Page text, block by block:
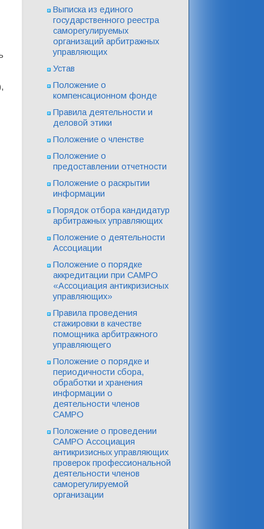
Выписка из единого
государственного реестра
саморегулируемых
организаций арбитражных
управляющих
Устав
Положение о
компенсационном фонде
Правила деятельности и
деловой этики
Положение о членстве
Положение о
предоставлении отчетности
Положение о раскрытии
информации
Порядок отбора кандидатур
арбитражных управляющих
Положение о деятельности
Ассоциации
Положение о порядке
аккредитации при САМРО
«Ассоциация антикризисных
управляющих»
Правила проведения
стажировки в качестве
помощника арбитражного
управляющего
Положение о порядке и
периодичности сбора,
обработки и хранения
информации о
деятельности членов
САМРО
Положение о проведении
САМРО Ассоциация
антикризисных управляющих
проверок профессиональной
деятельности членов
саморегулируемой
организации